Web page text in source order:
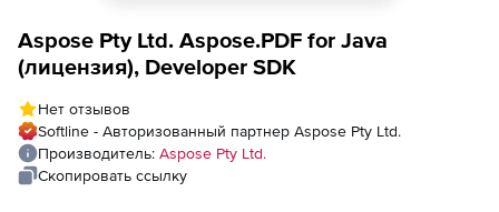
Aspose Pty Ltd. Aspose.PDF for Java
(лицензия), Developer SDK
Нет отзывов
Softline - Авторизованный партнер Aspose Pty Ltd.
Производитель: Aspose Pty Ltd.
Скопировать ссылку